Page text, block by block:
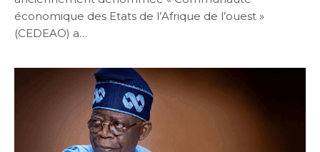
économique des Etats de l’Afrique de l’ouest »
(CEDEAO) a…